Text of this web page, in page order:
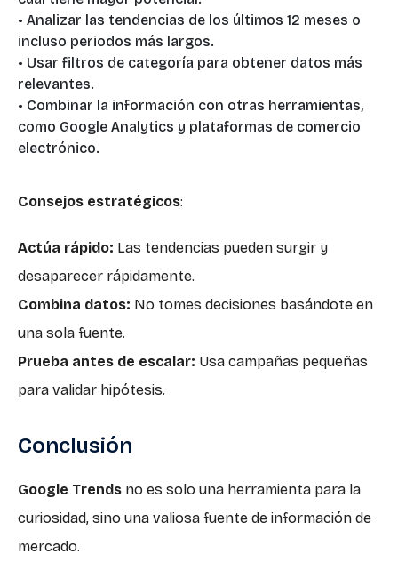
• Analizar las tendencias de los últimos 12 meses o
incluso periodos más largos.
• Usar filtros de categoría para obtener datos más
relevantes.
• Combinar la información con otras herramientas,
como Google Analytics y plataformas de comercio
electrónico.
Consejos estratégicos:
Actúa rápido: Las tendencias pueden surgir y
desaparecer rápidamente.
Combina datos: No tomes decisiones basándote en
una sola fuente.
Prueba antes de escalar: Usa campañas pequeñas
para validar hipótesis.
Conclusión
Google Trends no es solo una herramienta para la
curiosidad, sino una valiosa fuente de información de
mercado.